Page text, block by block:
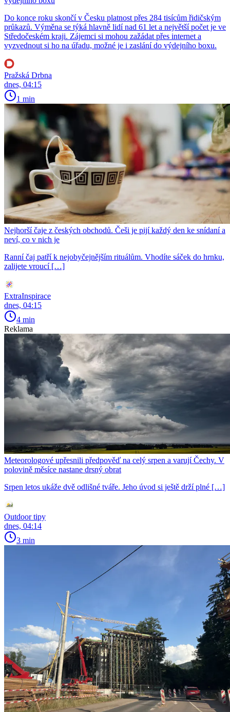
Do konce roku skončí v Česku platnost přes 284 tisícům řidičským
průkazů. Výměna se týká hlavně lidí nad 61 let a největší počet je ve
Středočeském kraji. Zájemci si mohou zažádat přes internet a
vyzvednout si ho na úřadu, možné je i zaslání do výdejního boxu.
Pražská Drbna
dnes, 04:15
1 min
Nejhorší čaje z českých obchodů. Češi je pijí každý den ke snídaní a
neví, co v nich je
Ranní čaj patří k nejobyčejnějším rituálům. Vhodíte sáček do hrnku,
zalijete vroucí […]
ExtraInspirace
dnes, 04:15
4 min
Reklama
Meteorologové upřesnili předpověď na celý srpen a varují Čechy. V
polovině měsíce nastane drsný obrat
Srpen letos ukáže dvě odlišné tváře. Jeho úvod si ještě drží plné […]
Outdoor tipy
dnes, 04:14
3 min